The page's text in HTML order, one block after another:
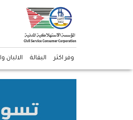
وفر اكثر البقالة الالبان